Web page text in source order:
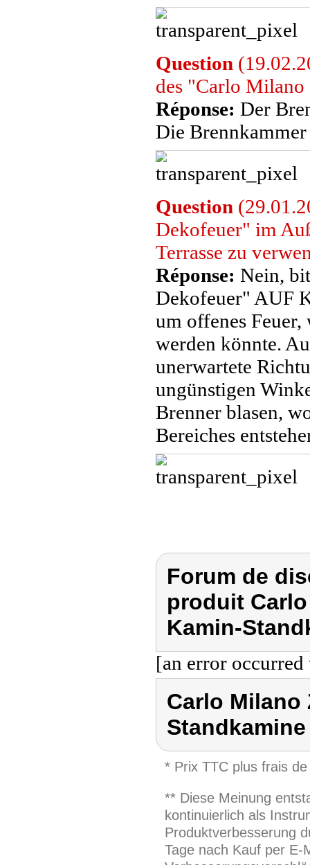
Question
des "Carlo Milano
Réponse: Der
Die
Question
Dekofeuer" im
Terrasse zu
Réponse: Nein,
Dekofeuer" AUF
um offenes
werden könnte.
unerwartete
ungünstigen
Brenner blasen,
Bereiches
Forum de
produit
Kamin-
[an error
Carlo Milano
Standkamine
* Prix TTC plus frais
** Diese Meinung
kontinuierlich als
Produktverbesserung
Tage nach Kauf per E-